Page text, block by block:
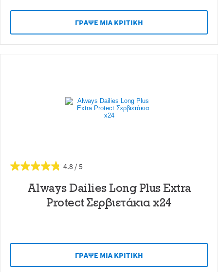
ΓΡAΨΕ ΜIΑ ΚΡΙΤΙΚH
4.8
Always Dailies Long Plus Extra
Protect Σερβιετάκια x24
ΓΡAΨΕ ΜIΑ ΚΡΙΤΙΚH